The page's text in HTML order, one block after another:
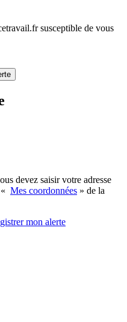
susceptible de vous
devez saisir votre adresse
Mes coordonnées » de la
mon alerte